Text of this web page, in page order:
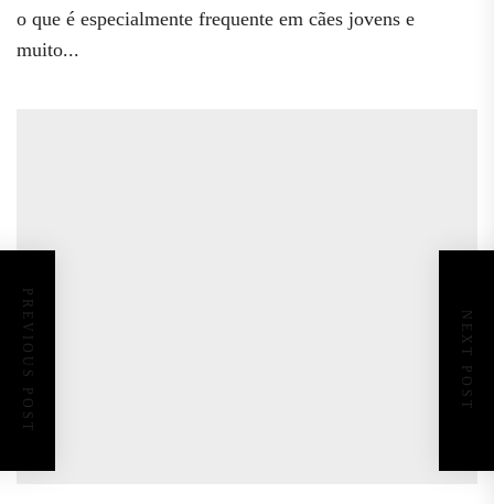
PREVIOUS POST NEXT POST
o que é especialmente frequente em cães jovens e
muito...